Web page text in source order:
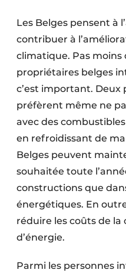
Les Belges pensent à
contribuer à
climatique. Pas moins
propriétaires belges
c’est important. Deux
préfèrent même ne
avec des
en refroidissant de
Belges peuvent
souhaitée toute
constructions que
énergétiques. En
réduire les coûts de
d’énergie.
Parmi les personnes